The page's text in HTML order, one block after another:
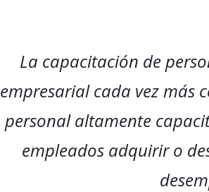
La capacitación de
empresarial cada vez más
personal altamente
empleados adquirir o